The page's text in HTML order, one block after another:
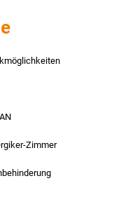
Zimmer